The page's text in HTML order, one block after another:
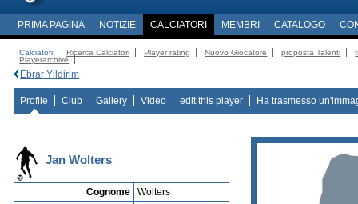
PRIMA PAGINA NOTIZIE CALCIATORI MEMBRI CATALOGO
Calciatori Ricerca Calciatori Player rating Nuovo Giocatore proposta Talenti
Playerarchive
Ebrar Yildirim
Profile Club Gallery Video edit this player Ha trasmesso
Jan Wolters
Cognome
Wolters